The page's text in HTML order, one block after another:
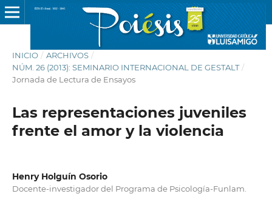
INICIO / ARCHIVOS /
NÚM. 26 (2013): SEMINARIO INTERNACIONAL DE GESTALT /
Jornada de Lectura de Ensayos
Las representaciones juveniles
frente el amor y la violencia
Henry Holguín Osorio
Docente-investigador del Programa de Psicología-Funlam.